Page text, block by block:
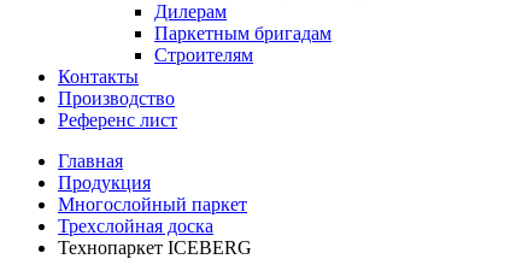
Дилерам
Паркетным бригадам
Строителям
Контакты
Производство
Референс лист
Главная
Продукция
Многослойный паркет
Трехслойная доска
Технопаркет ICEBERG